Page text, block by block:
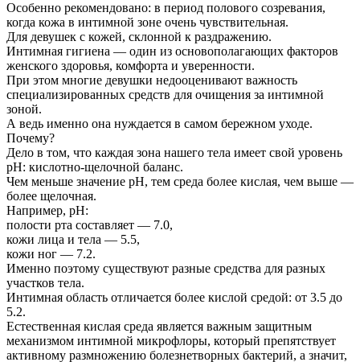
Особенно рекомендовано: в период полового созревания,
когда кожа в интимной зоне очень чувствительная.
Для девушек с кожей, склонной к раздражению.
Интимная гигиена — один из основополагающих факторов
женского здоровья, комфорта и уверенности.
При этом многие девушки недооценивают важность
специализированных средств для очищения за интимной
зоной.
А ведь именно она нуждается в самом бережном уходе.
Почему?
Дело в том, что каждая зона нашего тела имеет свой уровень
pH: кислотно-щелочной баланс.
Чем меньше значение pH, тем среда более кислая, чем выше —
более щелочная.
Например, pH:
полости рта составляет — 7.0,
кожи лица и тела — 5.5,
кожи ног — 7.2.
Именно поэтому существуют разные средства для разных
участков тела.
Интимная область отличается более кислой средой: от 3.5 до
5.2.
Естественная кислая среда является важным защитным
механизмом интимной микрофлоры, который препятствует
активному размножению болезнетворных бактерий, а значит,